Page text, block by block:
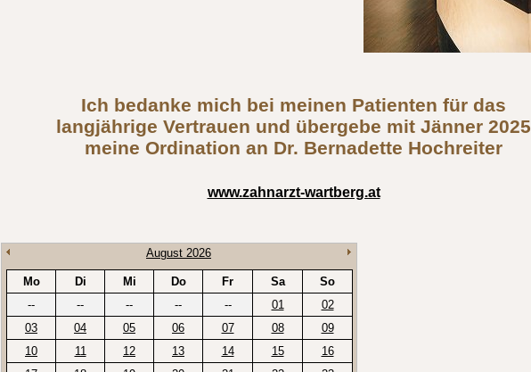
Ich bedanke mich bei meinen Patienten für das
langjährige Vertrauen und übergebe mit Jänner 2025
meine Ordination an Dr. Bernadette Hochreiter
www.zahnarzt-wartberg.at
August 2026
Mo Di Mi Do Fr Sa
So
--
-- -- -- -- 01
02
03
04 05 06 07 08
09
10
11 12 13 14 15
16